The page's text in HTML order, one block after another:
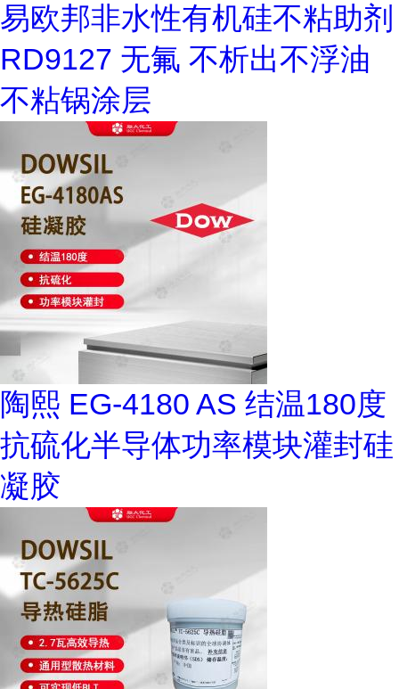
易欧邦非水性有机硅不粘助剂
RD9127 无氟 不析出不浮油
不粘锅涂层
陶熙 EG-4180 AS 结温180度
抗硫化半导体功率模块灌封硅
凝胶